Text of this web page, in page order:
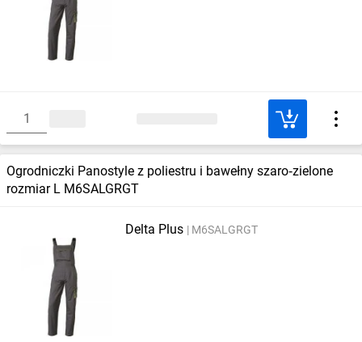
Ogrodniczki Panostyle z poliestru i bawełny szaro‑zielone
rozmiar L M6SALGRGT
Delta Plus M6SALGRGT